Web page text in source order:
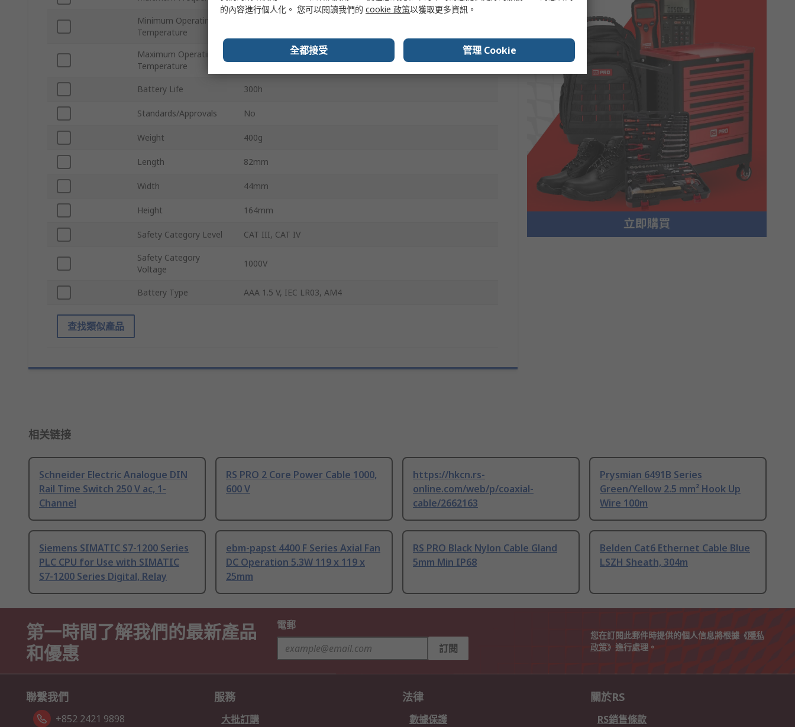
Minimum Operating
Temperature
Maximum Operating
Temperature
50°C
Battery Life 300h
Standards/Approvals No
Weight 400g
Length 82mm
Width 44mm
Height 164mm
Safety Category Level CAT III, CAT IV
Safety Category
Voltage
1000V
Battery Type AAA 1.5 V, IEC LR03, AM4
查找類似產品
相关链接
Schneider Electric Analogue DIN
Rail Time Switch 250 V ac, 1-
Channel
RS PRO 2 Core Power Cable 1000,
600 V
https://hkcn.rs-
online.com/web/p/coaxial-
cable/2662163
Prysmian 6491B Series
Green/Yellow 2.5 mm² Hook Up
Wire 100m
Siemens SIMATIC S7-1200 Series
PLC CPU for Use with SIMATIC
S7-1200 Series Digital, Relay
ebm-papst 4400 F Series Axial Fan
DC Operation 5.3W 119 x 119 x
25mm
RS PRO Black Nylon Cable Gland
5mm Min IP68
Belden Cat6 Ethernet Cable Blue
LSZH Sheath, 304m
第一時間了解我們的最新產品
和優惠
電郵
訂閱
您在訂閱此郵件時提供的個人信息將根據《隱私
政策》進行處理。
聯繫我們
+852 2421 9898
服務
大批訂購
法律
數據保護
關於RS
RS銷售條款
的內容進行個人化。 您可以閱讀我們的 cookie 政策以獲取更多資訊。
全都接受 管理 Cookie